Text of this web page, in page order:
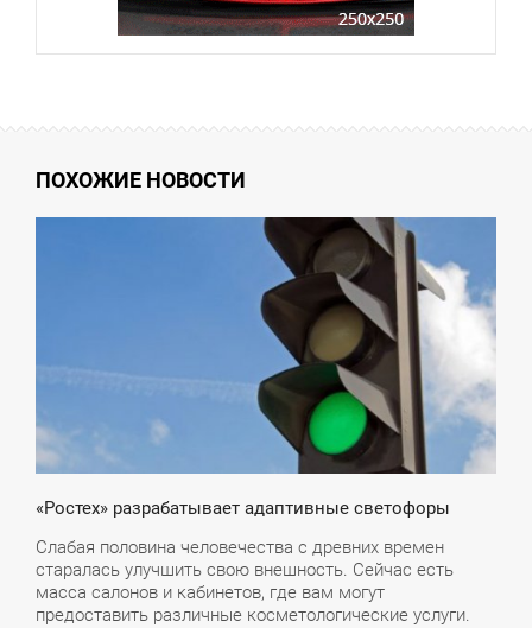
ПОХОЖИЕ НОВОСТИ
«Ростех» разрабатывает адаптивные светофоры
Слабая половина человечества с древних времен
старалась улучшить свою внешность. Сейчас есть
масса салонов и кабинетов, где вам могут
предоставить различные косметологические услуги.